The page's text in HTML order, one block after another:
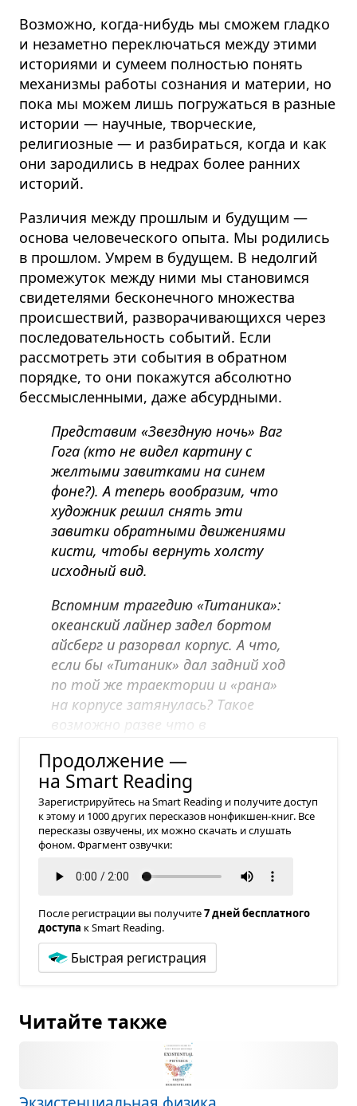
Возможно, когда-нибудь мы сможем гладко
и незаметно переключаться между этими
историями и сумеем полностью понять
механизмы работы сознания и материи, но
пока мы можем лишь погружаться в разные
истории — научные, творческие,
религиозные — и разбираться, когда и как
они зародились в недрах более ранних
историй.
Различия между прошлым и будущим —
основа человеческого опыта. Мы родились
в прошлом. Умрем в будущем. В недолгий
промежуток между ними мы становимся
свидетелями бесконечного множества
происшествий, разворачивающихся через
последовательность событий. Если
рассмотреть эти события в обратном
порядке, то они покажутся абсолютно
бессмысленными, даже абсурдными.
Представим «Звездную ночь» Ваг
Гога (кто не видел картину с
желтыми завитками на синем
фоне?). А теперь вообразим, что
художник решил снять эти
завитки обратными движениями
кисти, чтобы вернуть холсту
исходный вид.
Вспомним трагедию «Титаника»:
океанский лайнер задел бортом
айсберг и разорвал корпус. А что,
если бы «Титаник» дал задний ход
по той же траектории и «рана»
на корпусе затянулась? Такое
возможно разве что в
Продолжение —
на Smart Reading
Зарегистрируйтесь на Smart Reading и получите доступ
к этому и 1000 других пересказов нонфикшен-книг. Все
пересказы озвучены, их можно скачать и слушать
фоном. Фрагмент озвучки:
После регистрации вы получите7 дней бесплатного
доступа к Smart Reading.
Быстрая регистрация
Читайте также